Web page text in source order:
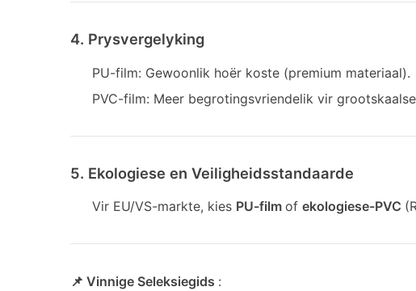
4. Prysvergelyking
PU-film: Gewoonlik hoër koste (premium materiaal).
PVC-film: Meer begrotingsvriendelik vir
5. Ekologiese en Veiligheidsstandaarde
Vir EU/VS-markte, kies PU-filmofekologiese-PVC
📌 Vinnige Seleksiegids :